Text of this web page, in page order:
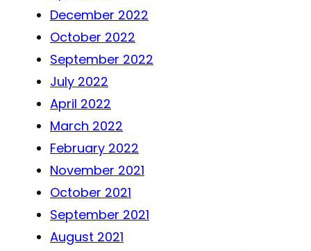
December 2022
October 2022
September 2022
July 2022
April 2022
March 2022
February 2022
November 2021
October 2021
September 2021
August 2021